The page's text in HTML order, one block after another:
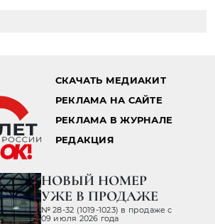
СКАЧАТЬ МЕДИАКИТ
РЕКЛАМА НА САЙТЕ
РЕКЛАМА В ЖУРНАЛЕ
РЕДАКЦИЯ
НОВЫЙ НОМЕР
УЖЕ В ПРОДАЖЕ
№ 28-32 (1019-1023) в продаже с
09 июля 2026 года